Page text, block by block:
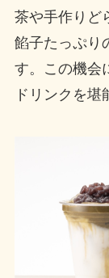
茶や手作りど
餡子たっぷり
す。この機会
ドリンクを堪